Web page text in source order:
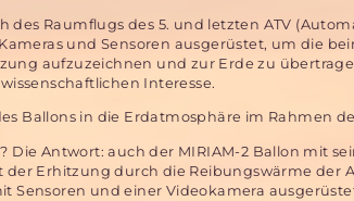
des Raumflugs des 5. und letzten ATV
und Sensoren ausgerüstet, um die
aufzuzeichnen und zur Erde zu
Interesse.
Ballons in die Erdatmosphäre im Rahmen
Die Antwort: auch der MIRIAM-2 Ballon mit
Erhitzung durch die Reibungswärme der
Sensoren und einer Videokamera